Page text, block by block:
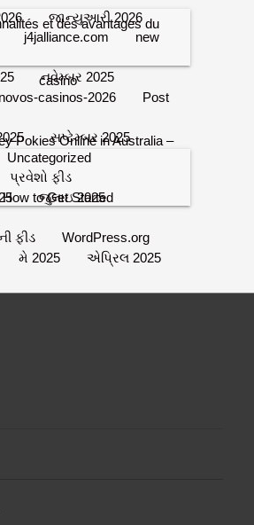
et des avantages du
casino
Pokies Online in Australia –
How to Get Started
જાન્યુઆરી 2026
નવેમ્બર 2025
સપ્ટેમ્બર 2025
જુલાઇ 2025
મે 2025 એપ્રિલ 2025
j4jalliance.com new
novos-casinos-2026 Post
Uncategorized
પ્રવેશો ફીડ
ફીડ WordPress.org